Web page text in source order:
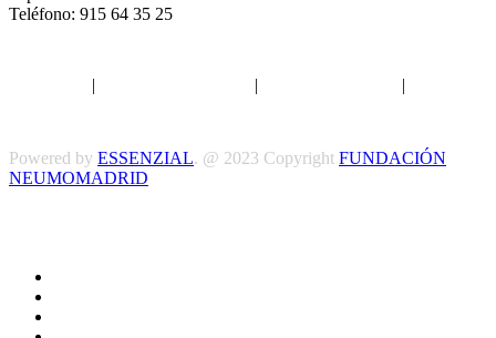
Teléfono: 915 64 35 25
| | |
Powered by ESSENZIAL. @ 2023 Copyright FUNDACIÓN
NEUMOMADRID